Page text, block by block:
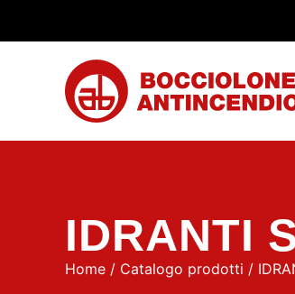
IDRANTI
Home / Catalogo prodotti /